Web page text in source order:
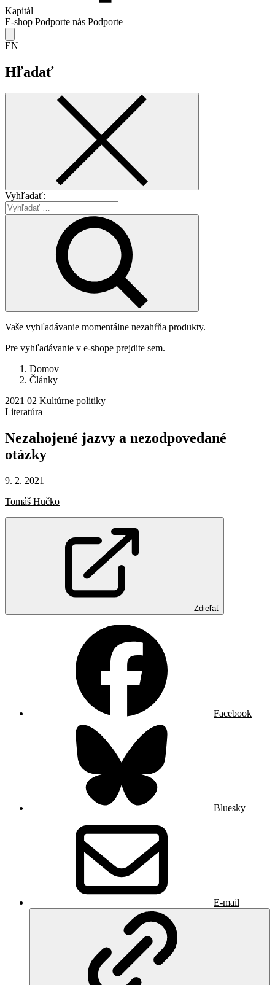
Kapitál
E-shop Podporte nás Podporte
EN
Hľadať
Vyhľadať:
Vaše vyhľadávanie momentálne nezahŕňa produkty.
Pre vyhľadávanie v e-shope prejdite sem.
Domov
Články
2021 02 Kultúrne politiky
Literatúra
Nezahojené jazvy a nezodpovedané
otázky
9. 2. 2021
Tomáš Hučko
Zdieľať
Facebook
Bluesky
E-mail